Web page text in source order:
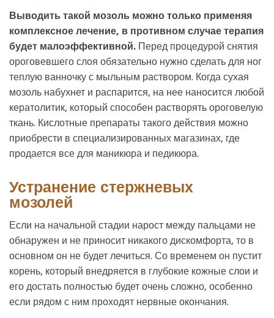
Выводить такой мозоль можно только применяя
комплексное лечение, в противном случае терапия
будет малоэффективной. Перед процедурой снятия
ороговевшего слоя обязательно нужно сделать для ног
теплую ванночку с мыльным раствором. Когда сухая
мозоль набухнет и распарится, на нее наносится любой
кератолитик, который способен растворять ороговелую
ткань. Кислотные препараты такого действия можно
приобрести в специализированных магазинах, где
продается все для маникюра и педикюра.
Устранение стержневых
мозолей
Если на начальной стадии нарост между пальцами не
обнаружен и не приносит никакого дискомфорта, то в
основном он не будет лечиться. Со временем он пустит
корень, который внедряется в глубокие кожные слои и
его достать полностью будет очень сложно, особенно
если рядом с ним проходят нервные окончания.